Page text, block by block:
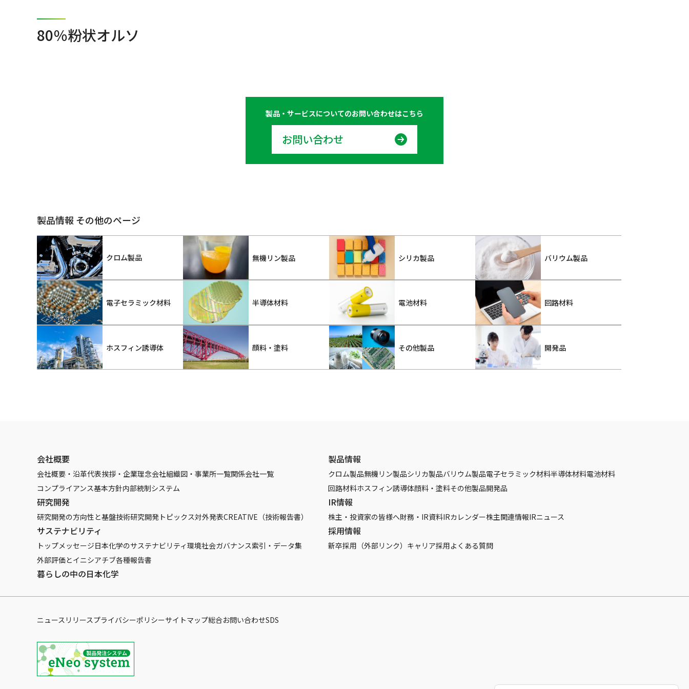
80％粉状オルソ
製品・サービスについてのお問い合わせはこちら
お問い合わせ
製品情報 その他のページ
クロム製品 無機リン製品 シリカ製品 バリウム製品
電子セラミック材料 半導体材料 電池材料 回路材料
ホスフィン誘導体 顔料・塗料 その他製品 開発品
会社概要
会社概要・沿革代表挨拶・企業理念会社組織図・事業所一覧関係会社一覧
コンプライアンス基本方針内部統制システム
製品情報
クロム製品無機リン製品シリカ製品バリウム製品電子セラミック材料半導体材料電池材料
回路材料ホスフィン誘導体顔料・塗料その他製品開発品
研究開発
研究開発の方向性と基盤技術研究開発トピックス対外発表CREATIVE（技術報告書）
IR情報
株主・投資家の皆様へ財務・IR資料IRカレンダー株主関連情報IRニュース
サステナビリティ
トップメッセージ日本化学のサステナビリティ環境社会ガバナンス索引・データ集
外部評価とイニシアチブ各種報告書
採用情報
新卒採用（外部リンク） キャリア採用よくある質問
暮らしの中の日本化学
ニュースリリースプライバシーポリシーサイトマップ総合お問い合わせSDS